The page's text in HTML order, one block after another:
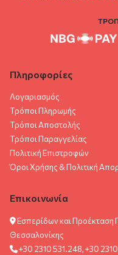
Πληροφορίες
Λογαριασμός
Τρόποι Πληρωμής
Τρόποι Αποστολής
Τρόποι Παραγγελίας
Πολιτική Επιστροφών
Όροι Χρήσης & Πολιτική
Επικοινωνία
Εσπερίδων και
Θεσσαλονίκης
+30 2310 531.248, +30